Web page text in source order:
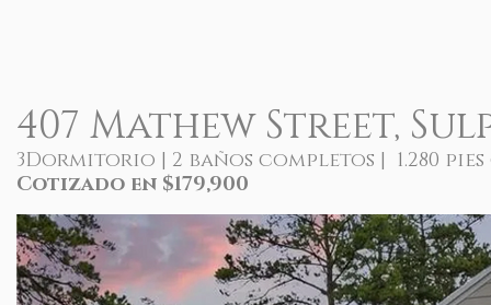
407 Mathew Street,
3Dormitorio | 2 baños completos | 1.280
Cotizado en $179,900